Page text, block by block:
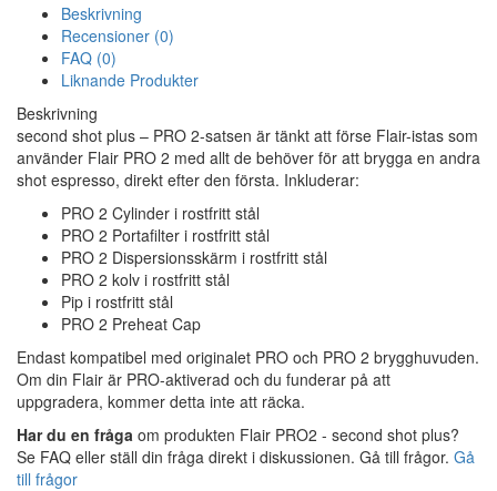
Beskrivning
Recensioner (0)
FAQ (0)
Liknande Produkter
Beskrivning
second shot plus – PRO 2-satsen är tänkt att förse Flair-istas som
använder Flair PRO 2 med allt de behöver för att brygga en andra
shot espresso, direkt efter den första. Inkluderar:
PRO 2 Cylinder i rostfritt stål
PRO 2 Portafilter i rostfritt stål
PRO 2 Dispersionsskärm i rostfritt stål
PRO 2 kolv i rostfritt stål
Pip i rostfritt stål
PRO 2 Preheat Cap
Endast kompatibel med originalet PRO och PRO 2 brygghuvuden.
Om din Flair är PRO-aktiverad och du funderar på att
uppgradera, kommer detta inte att räcka.
Har du en fråga om produkten Flair PRO2 - second shot plus?
Se FAQ eller ställ din fråga direkt i diskussionen. Gå till frågor. Gå
till frågor